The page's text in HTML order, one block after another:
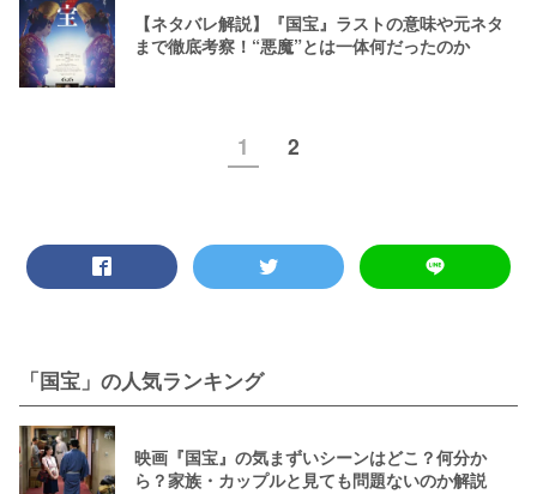
【ネタバレ解説】『国宝』ラストの意味や元ネタ
まで徹底考察！“悪魔”とは一体何だったのか
1 2
「国宝」の人気ランキング
映画『国宝』の気まずいシーンはどこ？何分か
ら？家族・カップルと見ても問題ないのか解説